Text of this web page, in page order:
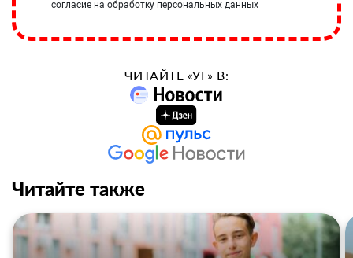
согласие на обработку персональных данных
ЧИТАЙТЕ «УГ» В:
Читайте также